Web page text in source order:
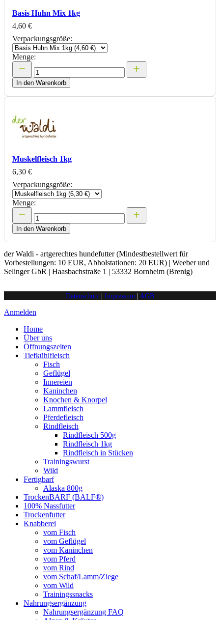
Basis Huhn Mix 1kg
4,60 €
Verpackungsgröße:
Menge:
In den Warenkorb
Muskelfleisch 1kg
6,30 €
Verpackungsgröße:
Menge:
In den Warenkorb
der Waldi - artgerechtes hundefutter (Mindestbestellwert für
Vorbestellungen: 10 EUR, Abholstationen: 20 EUR) | Weeber und
Selinger GbR | Haasbachstraße 1 | 53332 Bornheim (Brenig)
Datenschutz Impressum AGB
Anmelden
Home
Über uns
Öffnungszeiten
Tiefkühlfleisch
Fisch
Geflügel
Innereien
Kaninchen
Knochen & Knorpel
Lammfleisch
Pferdefleisch
Rindfleisch
Rindfleisch 500g
Rindfleisch 1kg
Rindfleisch in Stücken
Trainingswurst
Wild
Fertigbarf
Alaska 800g
TrockenBARF (BALF®)
100% Nassfutter
Trockenfutter
Knabberei
vom Fisch
vom Geflügel
vom Kaninchen
vom Pferd
vom Rind
vom Schaf/Lamm/Ziege
vom Wild
Trainingssnacks
Nahrungsergänzung
Nahrungsergänzung FAQ